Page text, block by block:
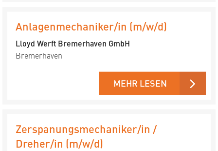
Anlagenmechaniker/in (m/w/d)
Lloyd Werft Bremerhaven GmbH
Bremerhaven
MEHR LESEN
Zerspanungsmechaniker/in /
Dreher/in (m/w/d)